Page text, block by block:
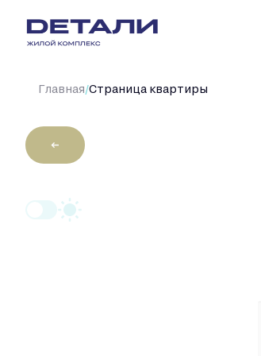
Главная/Cтраница квартиры
←
Студия